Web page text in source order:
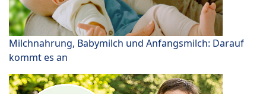
Milchnahrung, Babymilch und Anfangsmilch: Darauf
kommt es an